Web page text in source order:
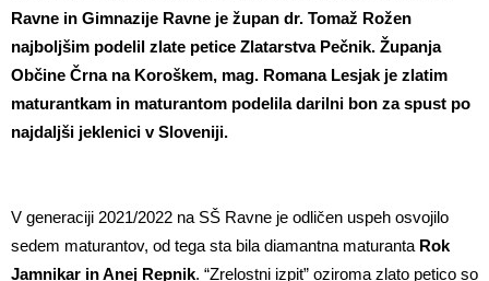
Ravne in Gimnazije Ravne je župan dr. Tomaž Rožen
najboljšim podelil zlate petice Zlatarstva Pečnik. Županja
Občine Črna na Koroškem, mag. Romana Lesjak je zlatim
maturantkam in maturantom podelila darilni bon za spust po
najdaljši jeklenici v Sloveniji.
V generaciji 2021/2022 na SŠ Ravne je odličen uspeh osvojilo
sedem maturantov, od tega sta bila diamantna maturanta Rok
Jamnikar in Anej Repnik. “Zrelostni izpit” oziroma zlato petico so